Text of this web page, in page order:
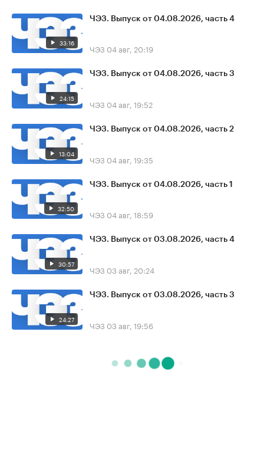
33:16
ЧЭЗ. Выпуск от 04.08.2026, часть 4
ЧЭЗ 04 авг, 20:19
24:15
ЧЭЗ. Выпуск от 04.08.2026, часть 3
ЧЭЗ 04 авг, 19:52
13:04
ЧЭЗ. Выпуск от 04.08.2026, часть 2
ЧЭЗ 04 авг, 19:35
32:50
ЧЭЗ. Выпуск от 04.08.2026, часть 1
ЧЭЗ 04 авг, 18:59
30:57
ЧЭЗ. Выпуск от 03.08.2026, часть 4
ЧЭЗ 03 авг, 20:24
24:27
ЧЭЗ. Выпуск от 03.08.2026, часть 3
ЧЭЗ 03 авг, 19:56